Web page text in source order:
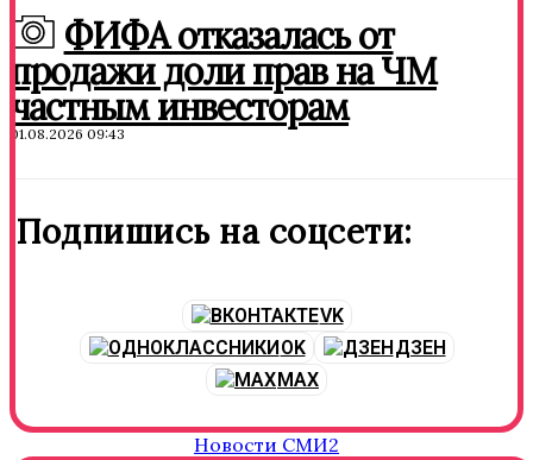
ФИФА отказалась от
продажи доли прав на ЧМ
частным инвесторам
01.08.2026 09:43
Подпишись на соцсети:
VK
OK
ДЗЕН
MAX
Новости СМИ2